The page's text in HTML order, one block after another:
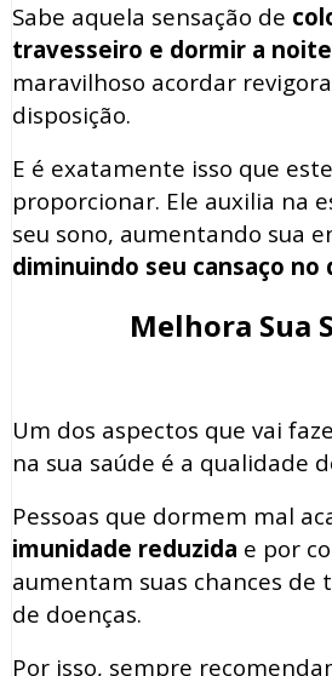
Sabe aquela sensação de
travesseiro e dormir a
maravilhoso acordar
disposição.
E é exatamente isso que
proporcionar. Ele auxilia na
seu sono, aumentando sua
diminuindo seu cansaço no
Melhora Sua
Um dos aspectos que vai
na sua saúde é a qualidade
Pessoas que dormem mal
imunidade reduzida e por
aumentam suas chances de
de doenças.
Por isso, sempre